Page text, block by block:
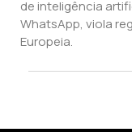
de inteligência
WhatsApp, viola
Europeia.